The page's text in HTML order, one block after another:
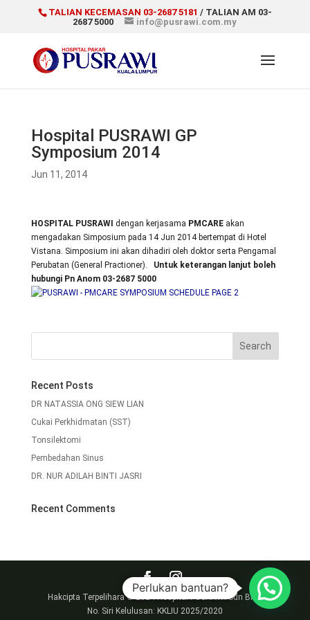
TALIAN KECEMASAN 03-2687 5181 / TALIAN AM 03-
2687 5000
info@pusrawi.com.my
Hospital PUSRAWI GP
Symposium 2014
Jun 11, 2014
HOSPITAL PUSRAWI dengan kerjasama PMCAREakan
mengadakan Simposium pada 14 Jun 2014 bertempat di Hotel
Vistana. Simposium ini akan dihadiri oleh doktor serta Pengamal
Perubatan (General Practioner). Untuk keterangan lanjut boleh
hubungi Pn Anom 03-2687 5000
Recent Posts
DR NATASSIA ONG SIEW LIAN
Cukai Perkhidmatan (SST)
Tonsilektomi
Pembedahan Sinus
DR. NUR ADILAH BINTI JASRI
Recent Comments
Hakcipta Terpelihara © 2024 Hospital PUSRAWI Sdn Bhd.
No. Siri Kelulusan: KKLIU 2025/2020
Perlukan bantuan?